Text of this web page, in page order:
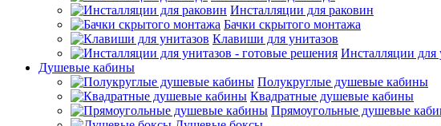
Инсталляции для раковин
Бачки скрытого монтажа
Клавиши для унитазов
Инсталляции для
Душевые кабины
Полукруглые душевые кабины
Квадратные душевые кабины
Прямоугольные душевые